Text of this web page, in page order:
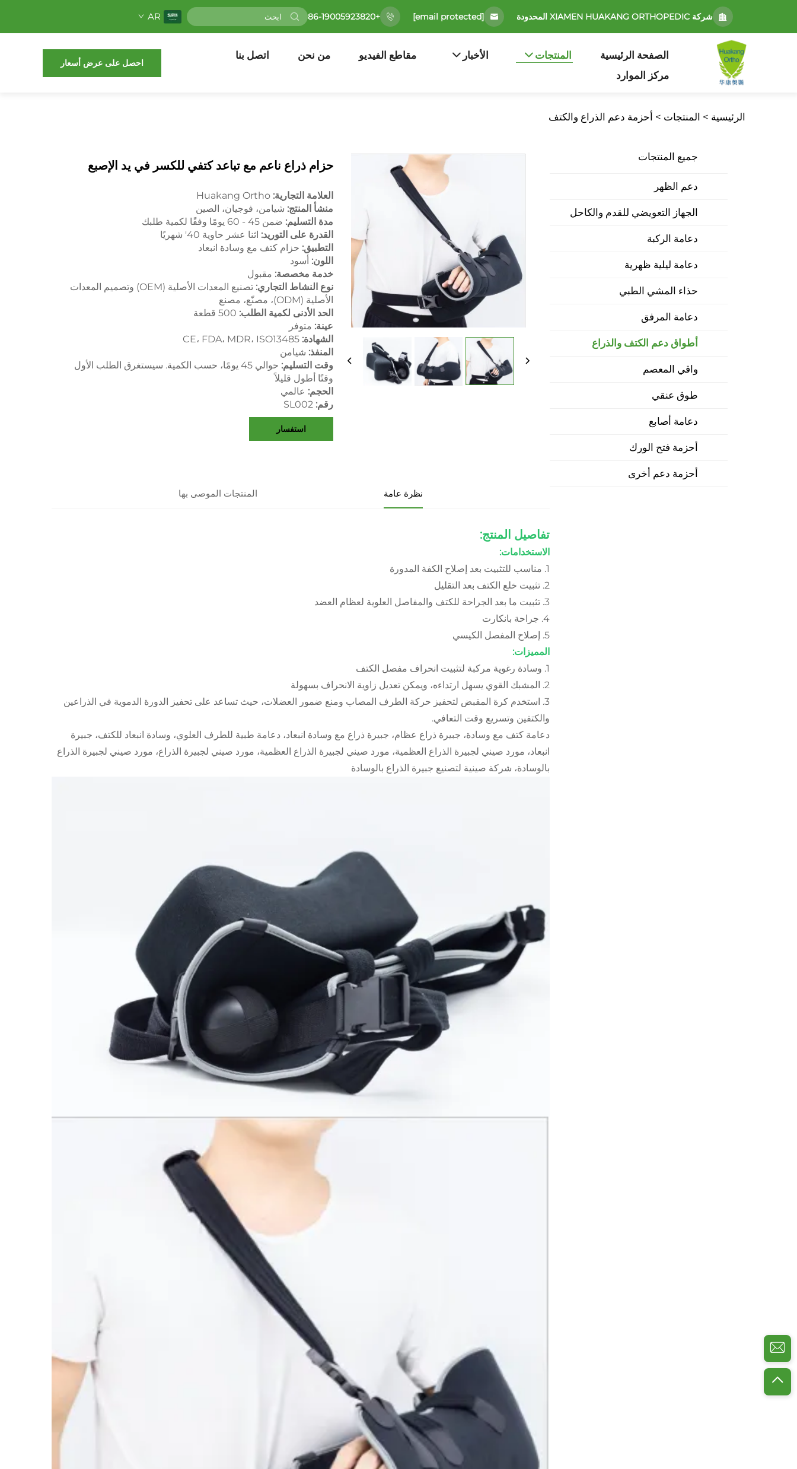
شركة XIAMEN HUAKANG ORTHOPEDIC المحدودة [email protected]
+86-19005923820
AR
الصفحة الرئيسية المنتجات الأخبار مقاطع الفيديو من نحن
اتصل بنا
مركز الموارد
احصل على عرض أسعار
الرئيسية > المنتجات > أحزمة دعم الذراع والكتف
جميع المنتجات
دعم الظهر
الجهاز التعويضي للقدم والكاحل
دعامة الركبة
دعامة ليلية ظهرية
حذاء المشي الطبي
دعامة المرفق
أطواق دعم الكتف والذراع
واقي المعصم
طوق عنقي
دعامة أصابع
أحزمة فتح الورك
أحزمة دعم أخرى
حزام ذراع ناعم مع تباعد كتفي للكسر في يد الإصبع
العلامة التجارية: Huakang Ortho
منشأ المنتج: شيامن، فوجيان، الصين
مدة التسليم: ضمن 45 - 60 يومًا وفقًا لكمية طلبك
القدرة على التوريد: اثنا عشر حاوية 40' شهريًا
التطبيق: حزام كتف مع وسادة انبعاد
اللون: أسود
خدمة مخصصة: مقبول
نوع النشاط التجاري:
تصنيع المعدات الأصلية (OEM) وتصميم المعدات
الأصلية (ODM)، مصنّع، مصنع
الحد الأدنى لكمية الطلب: 500 قطعة
عينة: متوفر
الشهادة: CE، FDA، MDR، ISO13485
المنفذ: شيامن
وقت التسليم:
حوالي 45 يومًا، حسب الكمية. سيستغرق الطلب الأول
وقتًا أطول قليلاً
الحجم: عالمي
رقم: SL002
استفسار
نظرة عامة المنتجات الموصى بها
تفاصيل المنتج:
الاستخدامات:
1. مناسب للتثبيت بعد إصلاح الكفة المدورة
2. تثبيت خلع الكتف بعد التقليل
3. تثبيت ما بعد الجراحة للكتف والمفاصل العلوية لعظام العضد
4. جراحة بانكارت
5. إصلاح المفصل الكيسي
المميزات:
1. وسادة رغوية مركبة لتثبيت انحراف مفصل الكتف
2. المشبك القوي يسهل ارتداءه، ويمكن تعديل زاوية الانحراف بسهولة
3. استخدم كرة المقبض لتحفيز حركة الطرف المصاب ومنع ضمور العضلات، حيث تساعد على تحفيز الدورة الدموية في الذراعين
والكتفين وتسريع وقت التعافي.
دعامة كتف مع وسادة، جبيرة ذراع عظام، جبيرة ذراع مع وسادة انبعاد، دعامة طبية للطرف العلوي، وسادة انبعاد للكتف، جبيرة
انبعاد، مورد صيني لجبيرة الذراع العظمية، مورد صيني لجبيرة الذراع العظمية، مورد صيني لجبيرة الذراع، مورد صيني لجبيرة الذراع
بالوسادة، شركة صينية لتصنيع جبيرة الذراع بالوسادة